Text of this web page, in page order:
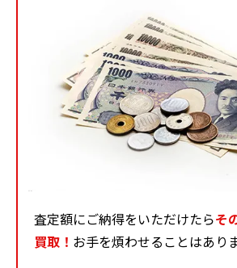
査定額にご納得をいただけたらそ
買取！ お手を煩わせることはあり